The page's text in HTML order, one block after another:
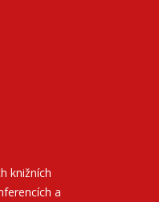
knižních
a